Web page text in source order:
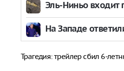
Эль-Ниньо входит
На Западе
Трагедия: трейлер сбил 6-